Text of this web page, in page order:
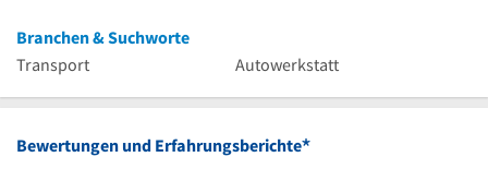
Branchen & Suchworte
Transport
Autowerkstatt
Bewertungen und Erfahrungsberichte*